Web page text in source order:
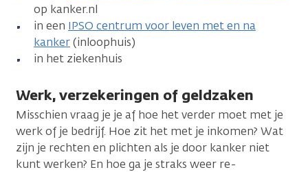
op kanker.nl
in een IPSO centrum voor leven met en na
kanker(inloophuis)
in het ziekenhuis
Werk, verzekeringen of geldzaken
Misschien vraag je je af hoe het verder moet met je
werk of je bedrijf. Hoe zit het met je inkomen? Wat
zijn je rechten en plichten als je door kanker niet
kunt werken? En hoe ga je straks weer re-